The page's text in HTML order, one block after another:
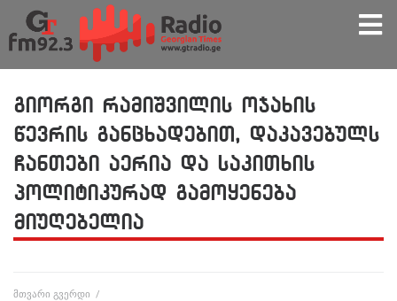
გიორგი რამიშვილის ოჯახის
წევრის განცხადებით, დაკავებულს
ჩანთები აერია და საკითხის
პოლიტიკურად გამოყენება
მიუღებელია
მთვარი გვერდი /